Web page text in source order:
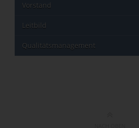
Vorstand
Leitbild
Qualitätsmanagement